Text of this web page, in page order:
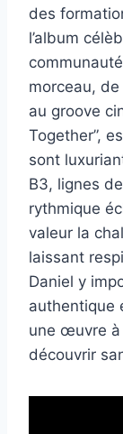
des
l’album
morceau, de
au groove
Together”,
sont
B3, lignes
rythmique
valeur la
laissant
Daniel y
authentique
une œuvre à
découvrir